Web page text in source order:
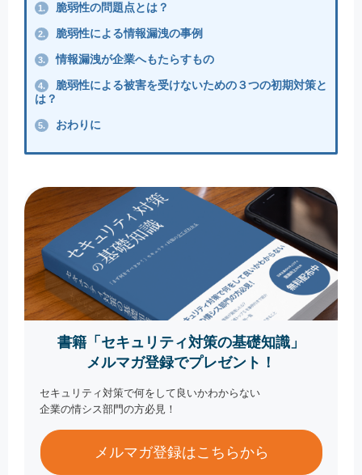
1. 脆弱性の問題点とは？
2. 脆弱性による情報漏洩の事例
3. 情報漏洩が企業へもたらすもの
4.
脆弱性による被害を受けないための３つの初期対策と
は？
5. おわりに
書籍「セキュリティ対策の基礎知識」
メルマガ登録でプレゼント！
セキュリティ対策で何をして良いかわからない
企業の情シス部門の方必見！
メルマガ登録はこちらから